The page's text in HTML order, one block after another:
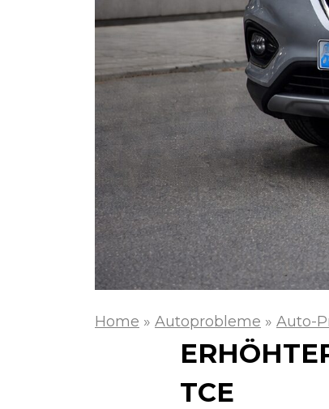
Home » Autoprobleme » Auto-
TCE